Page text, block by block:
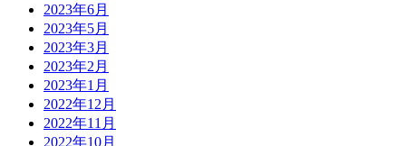
2023年6月
2023年5月
2023年3月
2023年2月
2023年1月
2022年12月
2022年11月
2022年10月